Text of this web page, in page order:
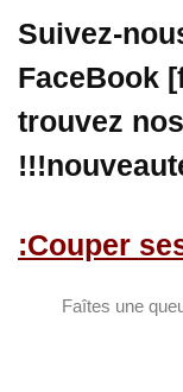
Suivez-
FaceBook
trouvez
Couper
Faîtes une